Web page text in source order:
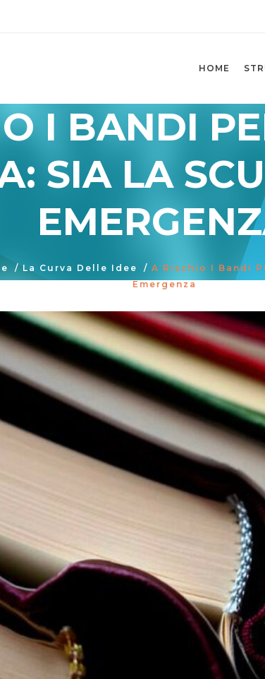
HOME
I BANDI
SIA LA
/ La Curva Delle Idee / A Rischio I Bandi
Emergenza